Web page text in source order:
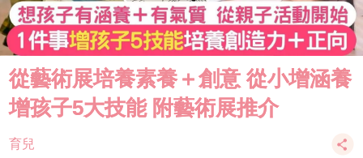
從藝術展培養素養＋創意 從小增涵養
增孩子5大技能 附藝術展推介
育兒